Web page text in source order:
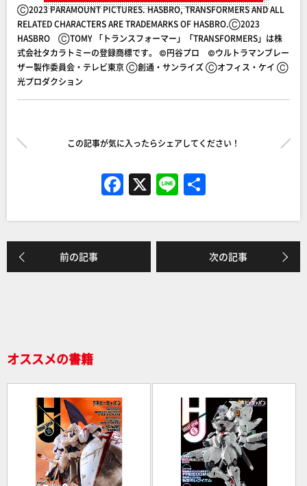
Ⓒ2023 PARAMOUNT PICTURES. HASBRO, TRANSFORMERS AND ALL
RELATED CHARACTERS ARE TRADEMARKS OF HASBRO.Ⓒ2023
HASBRO ⒸTOMY 「トランスフォーマー」「TRANSFORMERS」は株
式会社タカラトミーの登録商標です。 ©円谷プロ ©ウルトラマンブレー
ザー製作委員会・テレビ東京 Ⓒ創通・サンライズ Ⓒオフィス・ケイ Ⓒ
光プロダクション
この記事が気に入ったらシェアしてください！
F
a
c
e
b
X Li
n
e
前の記事 次の記事
オススメの書籍